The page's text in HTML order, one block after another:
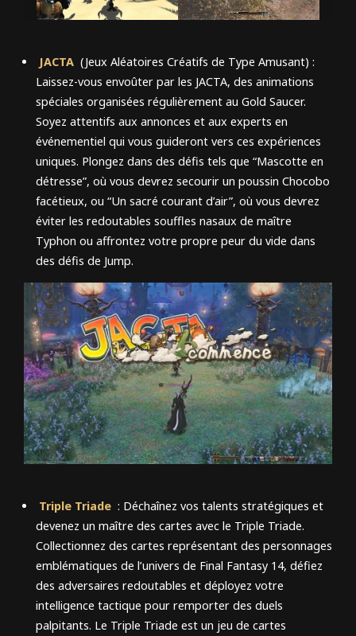
JACTA (Jeux Aléatoires Créatifs de Type Amusant) :
Laissez-vous envoûter par les JACTA, des animations
spéciales organisées régulièrement au Gold Saucer.
Soyez attentifs aux annonces et aux experts en
événementiel qui vous guideront vers ces expériences
uniques. Plongez dans des défis tels que “Mascotte en
détresse”, où vous devrez secourir un poussin Chocobo
facétieux, ou “Un sacré courant d’air”, où vous devrez
éviter les redoutables souffles nasaux de maître
Typhon ou affrontez votre propre peur du vide dans
des défis de Jump.
Triple Triade : Déchaînez vos talents stratégiques et
devenez un maître des cartes avec le Triple Triade.
Collectionnez des cartes représentant des personnages
emblématiques de l’univers de Final Fantasy 14, défiez
des adversaires redoutables et déployez votre
intelligence tactique pour remporter des duels
palpitants. Le Triple Triade est un jeu de cartes